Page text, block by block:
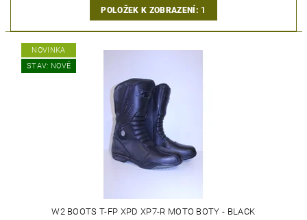
POLOŽEK K ZOBRAZENÍ: 1
NOVINKA
STAV: NOVÉ
W2 BOOTS T-FP XPD XP7-R MOTO BOTY - BLACK